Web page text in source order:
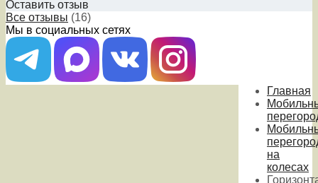
Оставить отзыв
Все отзывы (16)
Мы в социальных сетях
Главная
на
колесах